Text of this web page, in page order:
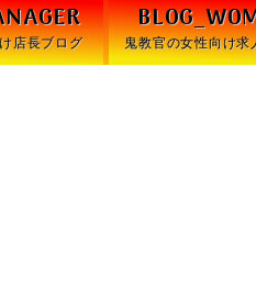
店長ブログ 鬼教官の女性向け求